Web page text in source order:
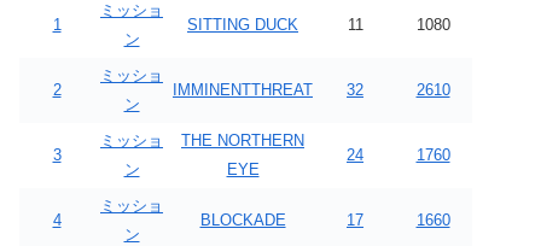
1
ミッショ
ン
SITTING DUCK 11 1080
2
ミッショ
ン
IMMINENTTHREAT 32 2610
3
ミッショ
ン
THE NORTHERN
EYE
24 1760
4
ミッショ
ン
BLOCKADE 17 1660